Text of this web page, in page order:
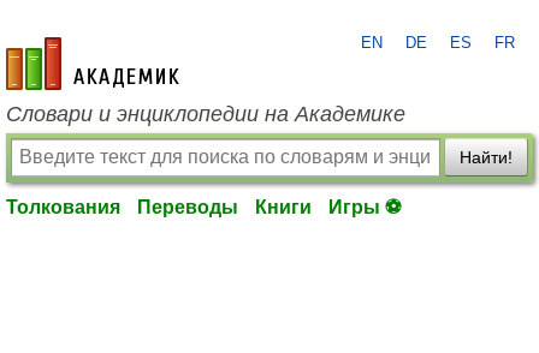
academic.ru
EN DE ES FR
Словари и энциклопедии на Академике
Найти!
Толкования Переводы Книги Игры ⚽